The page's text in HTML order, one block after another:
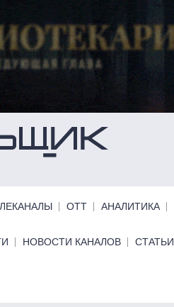
ОТТ АНАЛИТИКА
НОВОСТИ КАНАЛОВ СТАТЬИ